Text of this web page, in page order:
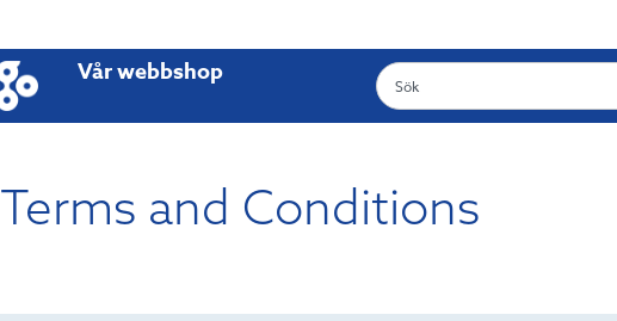
Vår webbshop
Terms and Conditions